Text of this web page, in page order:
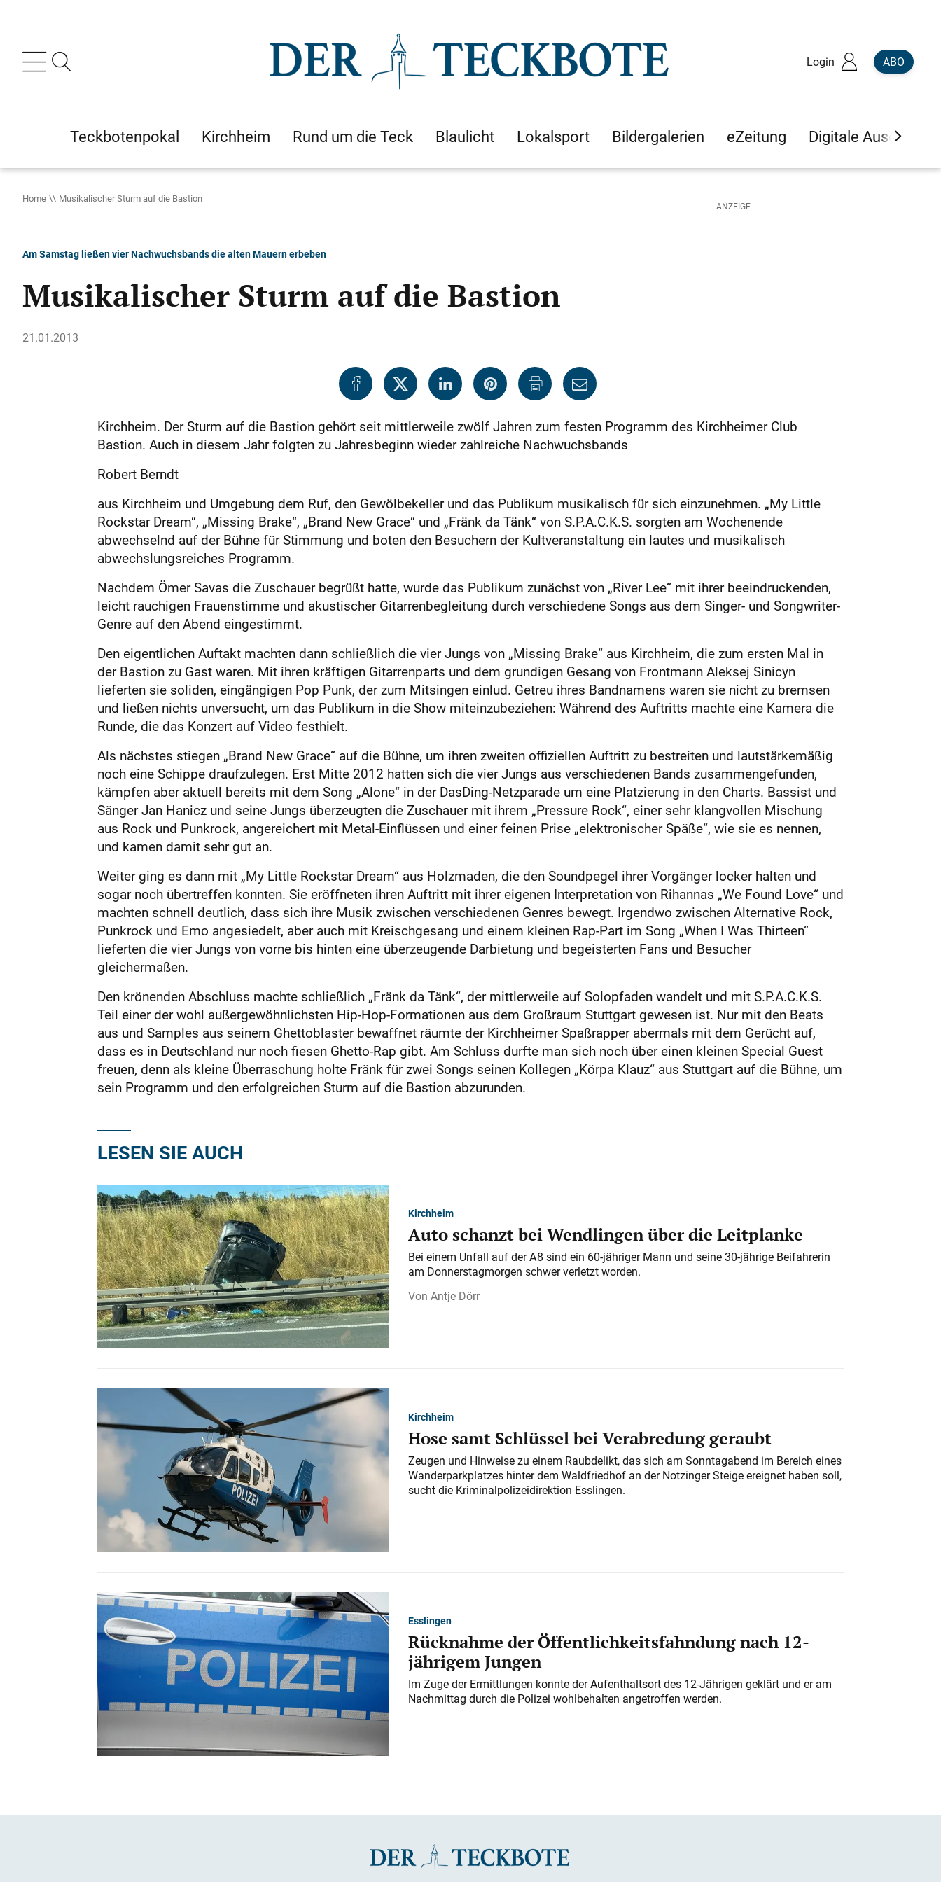
Login ABO
Teckbotenpokal Kirchheim Rund um die Teck Blaulicht Lokalsport Bildergalerien eZeitung Digitale Ausgaben
Home Musikalischer Sturm auf die Bastion
Am Samstag ließen vier Nachwuchsbands die alten Mauern erbeben
Musikalischer Sturm auf die Bastion
21.01.2013
Kirchheim. Der Sturm auf die Bastion gehört seit mittlerweile zwölf Jahren zum festen Programm des Kirchheimer Club
Bastion. Auch in diesem Jahr folgten zu Jahresbeginn wieder zahlreiche Nachwuchsbands
Robert Berndt
aus Kirchheim und Umgebung dem Ruf, den Gewölbekeller und das Publikum musikalisch für sich einzunehmen. „My Little
Rockstar Dream“, „Missing Brake“, „Brand New Grace“ und „Fränk da Tänk“ von S.P.A.C.K.S. sorgten am Wochenende
abwechselnd auf der Bühne für Stimmung und boten den Besuchern der Kultveranstaltung ein lautes und musikalisch
abwechslungsreiches Programm.
Nachdem Ömer Savas die Zuschauer begrüßt hatte, wurde das Publikum zunächst von „River Lee“ mit ihrer beeindruckenden,
leicht rauchigen Frauenstimme und akustischer Gitarrenbegleitung durch verschiedene Songs aus dem Singer- und Songwriter-
Genre auf den Abend eingestimmt.
Den eigentlichen Auftakt machten dann schließlich die vier Jungs von „Missing Brake“ aus Kirchheim, die zum ersten Mal in
der Bastion zu Gast waren. Mit ihren kräftigen Gitarrenparts und dem grundigen Gesang von Frontmann Aleksej Sinicyn
lieferten sie soliden, eingängigen Pop Punk, der zum Mitsingen einlud. Getreu ihres Bandnamens waren sie nicht zu bremsen
und ließen nichts unversucht, um das Publikum in die Show miteinzubeziehen: Während des Auftritts machte eine Kamera die
Runde, die das Konzert auf Video festhielt.
Als nächstes stiegen „Brand New Grace“ auf die Bühne, um ihren zweiten offiziellen Auftritt zu bestreiten und lautstärkemäßig
noch eine Schippe draufzulegen. Erst Mitte 2012 hatten sich die vier Jungs aus verschiedenen Bands zusammengefunden,
kämpfen aber aktuell bereits mit dem Song „Alone“ in der DasDing-Netzparade um eine Platzierung in den Charts. Bassist und
Sänger Jan Hanicz und seine Jungs überzeugten die Zuschauer mit ihrem „Pressure Rock“, einer sehr klangvollen Mischung
aus Rock und Punkrock, angereichert mit Metal-Einflüssen und einer feinen Prise „elektronischer Späße“, wie sie es nennen,
und kamen damit sehr gut an.
Weiter ging es dann mit „My Little Rockstar Dream“ aus Holzmaden, die den Soundpegel ihrer Vorgänger locker halten und
sogar noch übertreffen konnten. Sie eröffneten ihren Auftritt mit ihrer eigenen Interpretation von Rihannas „We Found Love“ und
machten schnell deutlich, dass sich ihre Musik zwischen verschiedenen Genres bewegt. Irgendwo zwischen Alternative Rock,
Punkrock und Emo angesiedelt, aber auch mit Kreischgesang und einem kleinen Rap-Part im Song „When I Was Thirteen“
lieferten die vier Jungs von vorne bis hinten eine überzeugende Darbietung und begeisterten Fans und Besucher
gleichermaßen.
Den krönenden Abschluss machte schließlich „Fränk da Tänk“, der mittlerweile auf Solopfaden wandelt und mit S.P.A.C.K.S.
Teil einer der wohl außergewöhnlichsten Hip-Hop-Formationen aus dem Großraum Stuttgart gewesen ist. Nur mit den Beats
aus und Samples aus seinem Ghettoblaster bewaffnet räumte der Kirchheimer Spaßrapper abermals mit dem Gerücht auf,
dass es in Deutschland nur noch fiesen Ghetto-Rap gibt. Am Schluss durfte man sich noch über einen kleinen Special Guest
freuen, denn als kleine Überraschung holte Fränk für zwei Songs seinen Kollegen „Körpa Klauz“ aus Stuttgart auf die Bühne, um
sein Programm und den erfolgreichen Sturm auf die Bastion abzurunden.
LESEN SIE AUCH
Kirchheim
Auto schanzt bei Wendlingen über die Leitplanke
Bei einem Unfall auf der A 8 sind ein 60-jähriger Mann und seine 30-jährige Beifahrerin
am Donnerstagmorgen schwer verletzt worden.
Antje Dörr
Kirchheim
Hose samt Schlüssel bei Verabredung geraubt
Zeugen und Hinweise zu einem Raubdelikt, das sich am Sonntagabend im Bereich eines
Wanderparkplatzes hinter dem Waldfriedhof an der Notzinger Steige ereignet haben soll,
sucht die Kriminalpolizeidirektion Esslingen.
Esslingen
Rücknahme der Öffentlichkeitsfahndung nach 12-
jährigem Jungen
Im Zuge der Ermittlungen konnte der Aufenthaltsort des 12-Jährigen geklärt und er am
Nachmittag durch die Polizei wohlbehalten angetroffen werden.